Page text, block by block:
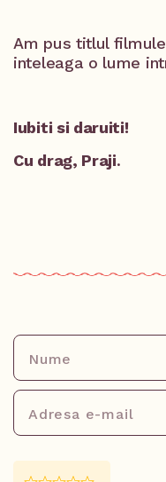
Am pus titlul
inteleaga o lume
Iubiti si daruiti!
Cu drag, Praji.